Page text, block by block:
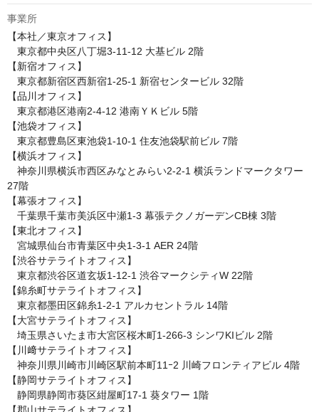
事業所
【本社／東京オフィス】
東京都中央区八丁堀3‑11‑12 大基ビル 2階
【新宿オフィス】
東京都新宿区西新宿1-25-1 新宿センタービル 32階
【品川オフィス】
東京都港区港南2-4-12 港南ＹＫビル 5階
【池袋オフィス】
東京都豊島区東池袋1-10-1 住友池袋駅前ビル 7階
【横浜オフィス】
神奈川県横浜市西区みなとみらい2-2-1 横浜ランドマークタワー
27階
【幕張オフィス】
千葉県千葉市美浜区中瀬1-3 幕張テクノガーデンCB棟 3階
【東北オフィス】
宮城県仙台市青葉区中央1-3-1 AER 24階
【渋谷サテライトオフィス】
東京都渋谷区道玄坂1‑12‑1 渋谷マークシティW 22階
【錦糸町サテライトオフィス】
東京都墨田区錦糸1‑2‑1 アルカセントラル 14階
【大宮サテライトオフィス】
埼玉県さいたま市大宮区桜木町1-266-3 シンワKIビル 2階
【川﨑サテライトオフィス】
神奈川県川崎市川崎区駅前本町11ｰ2 川崎フロンティアビル 4階
【静岡サテライトオフィス】
静岡県静岡市葵区紺屋町17-1 葵タワー 1階